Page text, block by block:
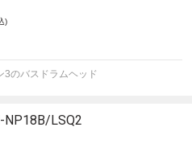
)
3のバスドラムヘッド
NP18B/LSQ2